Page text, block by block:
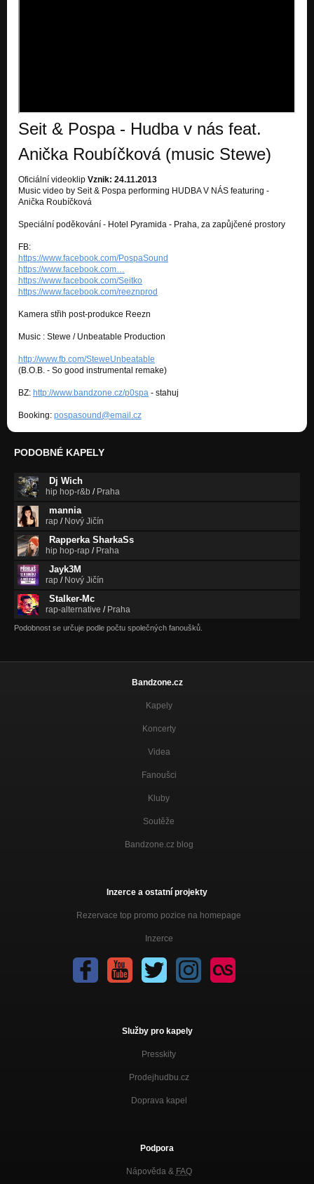
Seit & Pospa - Hudba v nás feat.
Anička Roubíčková (music Stewe)
Oficiální videoklip Vznik: 24.11.2013
Music video by Seit & Pospa performing HUDBA V NÁS featuring -
Anička Roubíčková
Speciální poděkování - Hotel Pyramida - Praha, za zapůjčené prostory
FB:
https://www.facebook.com/PospaSound
https://www.facebook.com…
https://www.facebook.com/Seitko
https://www.facebook.com/reeznprod
Kamera střih post-produkce Reezn
Music : Stewe / Unbeatable Production
http://www.fb.com/SteweUnbeatable
(B.O.B. - So good instrumental remake)
BZ: http://www.bandzone.cz/p0spa - stahuj
Booking: pospasound@email.cz
PODOBNÉ KAPELY
Dj Wich
hip hop-r&b / Praha
mannia
rap / Nový Jičín
Rapperka SharkaSs
hip hop-rap / Praha
Jayk3M
rap / Nový Jičín
Stalker-Mc
rap-alternative / Praha
Podobnost se určuje podle počtu společných fanoušků.
Bandzone.cz
Kapely
Koncerty
Videa
Fanoušci
Kluby
Soutěže
Bandzone.cz blog
Inzerce a ostatní projekty
Rezervace top promo pozice na homepage
Inzerce
Služby pro kapely
Presskity
Prodejhudbu.cz
Doprava kapel
Podpora
Nápověda & FAQ